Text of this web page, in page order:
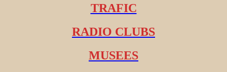
TRAFIC
RADIO CLUBS
MUSEES